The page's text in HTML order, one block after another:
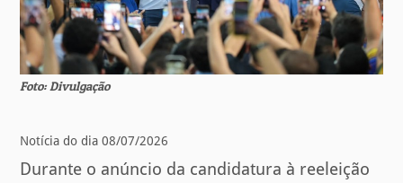
Foto: Divulgação
Notícia do dia 08/07/2026
Durante o anúncio da candidatura à reeleição